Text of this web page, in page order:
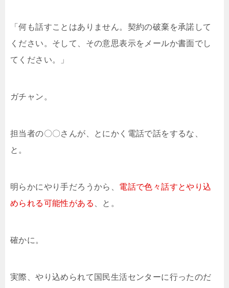
「何も話すことはありません。契約の破棄を承諾して
ください。そして、その意思表示をメールか書面でし
てください。」
ガチャン。
担当者の〇〇さんが、とにかく電話で話をするな、
と。
明らかにやり手だろうから、 電話で色々話すとやり込
められる可能性がある
、と。
確かに。
実際、やり込められて国民生活センターに行ったのだ